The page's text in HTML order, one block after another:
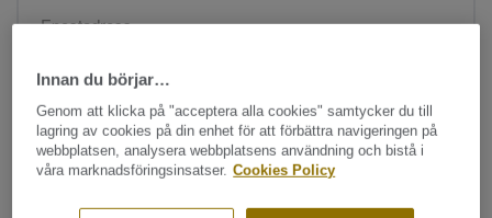
Namn*
Innan du börjar…
Genom att klicka på "acceptera alla cookies" samtycker du till
lagring av cookies på din enhet för att förbättra navigeringen på
webbplatsen, analysera webbplatsens användning och bistå i
våra marknadsföringsinsatser. Cookies Policy